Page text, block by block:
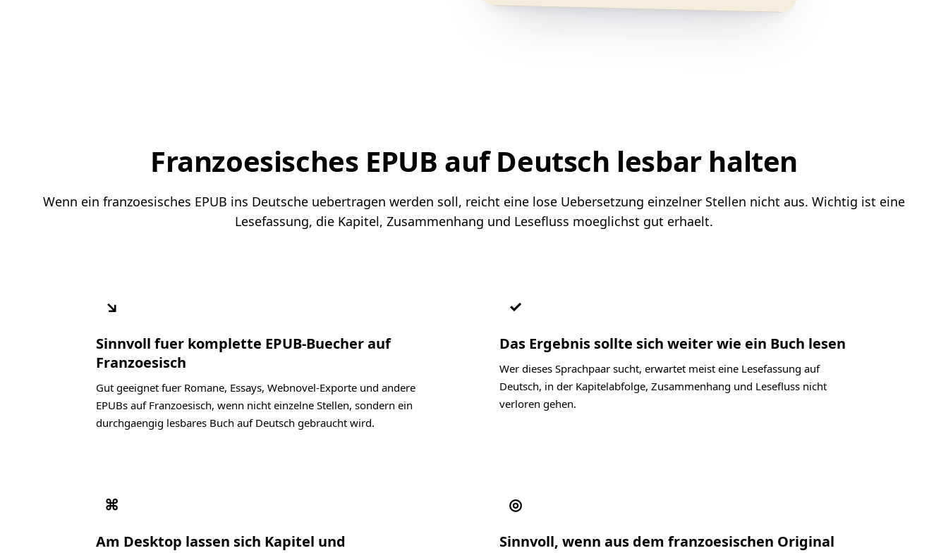
Franzoesisches EPUB auf Deutsch lesbar halten
Wenn ein franzoesisches EPUB ins Deutsche uebertragen werden soll, reicht eine lose Uebersetzung einzelner Stellen nicht aus. Wichtig ist eine
Lesefassung, die Kapitel, Zusammenhang und Lesefluss moeglichst gut erhaelt.
↘
Sinnvoll fuer komplette EPUB-Buecher auf
Franzoesisch
Gut geeignet fuer Romane, Essays, Webnovel-Exporte und andere
EPUBs auf Franzoesisch, wenn nicht einzelne Stellen, sondern ein
durchgaengig lesbares Buch auf Deutsch gebraucht wird.
✓
Das Ergebnis sollte sich weiter wie ein Buch lesen
Wer dieses Sprachpaar sucht, erwartet meist eine Lesefassung auf
Deutsch, in der Kapitelabfolge, Zusammenhang und Lesefluss nicht
verloren gehen.
⌘
Am Desktop lassen sich Kapitel und
◎
Sinnvoll, wenn aus dem franzoesischen Original